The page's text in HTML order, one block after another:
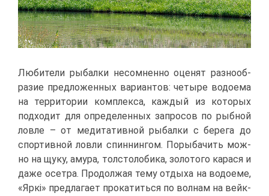
Лю­би­те­ли ры­бал­ки несо­мнен­но оце­нят раз­но­об­
ра­зие пред­ло­жен­ных ва­ри­ан­тов: че­ты­ре во­до­е­ма
на тер­ри­то­рии ком­плек­са, каж­дый из ко­то­рых
под­хо­дит для опре­де­лен­ных за­про­сов по рыб­ной
лов­ле – от ме­ди­та­тив­ной ры­бал­ки с бе­ре­га до
спор­тив­ной лов­ли спин­нин­гом. По­ры­ба­чить мож­
но на щу­ку, аму­ра, тол­сто­ло­би­ка, зо­ло­то­го ка­ра­ся и
да­же осет­ра. Про­дол­жая те­му от­ды­ха на во­до­е­ме,
«Яркі» пред­ла­га­ет про­ка­тить­ся по вол­нам на вейк­